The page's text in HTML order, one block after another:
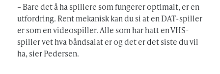
– Bare det å ha spillere som fungerer optimalt, er en
utfordring. Rent mekanisk kan du si at en DAT-spiller
er som en videospiller. Alle som har hatt en VHS-
spiller vet hva båndsalat er og det er det siste du vil
ha, sier Pedersen.